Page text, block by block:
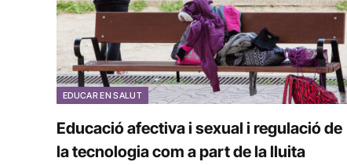
EDUCAR EN SALUT
Educació afectiva i sexual i regulació de
la tecnologia com a part de la lluita